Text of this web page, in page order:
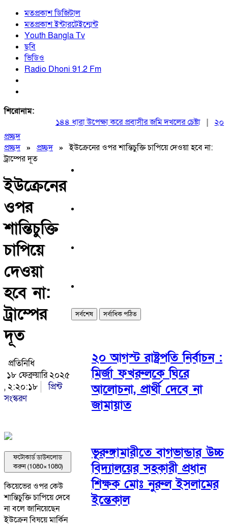
মতপ্রকাশ ডিজিটাল
মতপ্রকাশ ইন্টারটেইন্মেন্ট
Youth Bangla Tv
ছবি
ভিডিও
Radio Dhoni 91.2 Fm
শিরোনাম:
১৪৪ ধারা উপেক্ষা করে প্রবাসীর জমি দখলের চেষ্টা|২০
প্রচ্ছদ
প্রচ্ছদ» প্রচ্ছদ»ইউক্রেনের ওপর শান্তিচুক্তি চাপিয়ে দেওয়া হবে না:
ট্রাম্পের দূত
ইউক্রেনের
ওপর
শান্তিচুক্তি
চাপিয়ে
দেওয়া
হবে না:
ট্রাম্পের
দূত
প্রতিনিধি
১৮ ফেব্রুয়ারি ২০২৫
, ২:২০:১৮
প্রিন্ট
সংস্করণ
ফটোকার্ড ডাউনলোড
করুন (1080×1080)
কিয়েভের ওপর কেউ
শান্তিচুক্তি চাপিয়ে দেবে
না বলে জানিয়েছেন
ইউক্রেন বিষয়ে মার্কিন
সর্বশেষ সর্বাধিক পঠিত
২০ আগস্ট রাষ্ট্রপতি নির্বাচন :
মির্জা ফখরুলকে ঘিরে
আলোচনা, প্রার্থী দেবে না
জামায়াত
ভূরুঙ্গামারীতে বাগভান্ডার উচ্চ
বিদ্যালয়ের সহকারী প্রধান
শিক্ষক মোঃ নুরুল ইসলামের
ইন্তেকাল